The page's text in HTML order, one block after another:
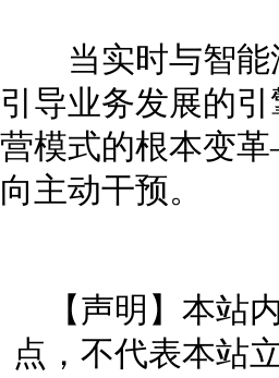
当实时与智能
引导业务发展的
营模式的根本变
向主动干预。
【声明】本站
点，不代表本站